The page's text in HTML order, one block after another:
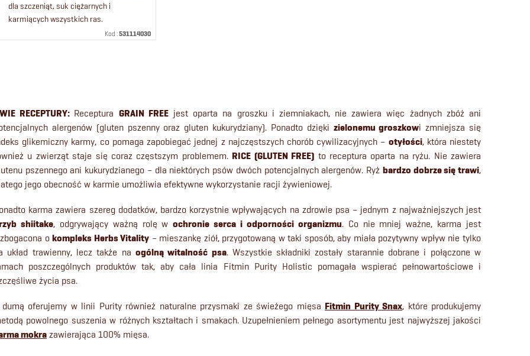
dla szczeniąt, suk ciężarnych i
karmiących wszystkich ras.
Kod :531114030
RECEPTURY: Receptura GRAIN FREEjest oparta na groszku i ziemniakach, nie zawiera więc żadnych zbóż ani
alergenów (gluten pszenny oraz gluten kukurydziany). Ponadto dzięki zielonemu groszkowi zmniejsza się
glikemiczny karmy, co pomaga zapobiegać jednej z najczęstszych chorób cywilizacyjnych – otyłości, która niestety
u zwierząt staje się coraz częstszym problemem. RICE (GLUTEN FREE) to receptura oparta na ryżu. Nie zawiera
pszennego ani kukurydzianego – dla niektórych psów dwóch potencjalnych alergenów. Ryż bardzo dobrze się trawi,
jego obecność w karmie umożliwia efektywne wykorzystanie racji żywieniowej.
karma zawiera szereg dodatków, bardzo korzystnie wpływających na zdrowie psa – jednym z najważniejszych jest
shiitake, odgrywający ważną rolę wochronie serca i odporności organizmu. Co nie mniej ważne, karma jest
okompleks Herbs Vitality – mieszankę ziół, przygotowaną w taki sposób, aby miała pozytywny wpływ nie tylko
układ trawienny, lecz także na ogólną witalność psa. Wszystkie składniki zostały starannie dobrane i połączone w
poszczególnych produktów tak, aby cała linia Fitmin Purity Holistic pomagała wspierać pełnowartościowe i
życia psa.
oferujemy w linii Purity również naturalne przysmaki ze świeżego mięsa Fitmin Purity Snax, które produkujemy
powolnego suszenia w różnych kształtach i smakach. Uzupełnieniem pełnego asortymentu jest najwyższej jakości
mokra zawierająca 100% mięsa.